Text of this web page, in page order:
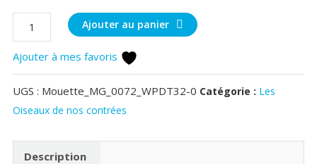
quantité
de
Mouette
Ajouter au panier
Ajouter à mes favoris
UGS : Mouette_MG_0072_WPDT32-0 Catégorie : Les
Oiseaux de nos contrées
Description